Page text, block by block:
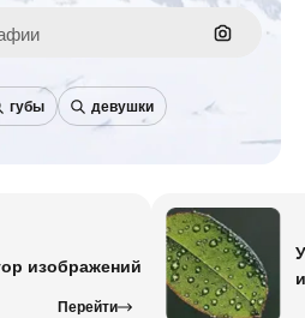
Поиск по
губы девушки
изображений
Перейти